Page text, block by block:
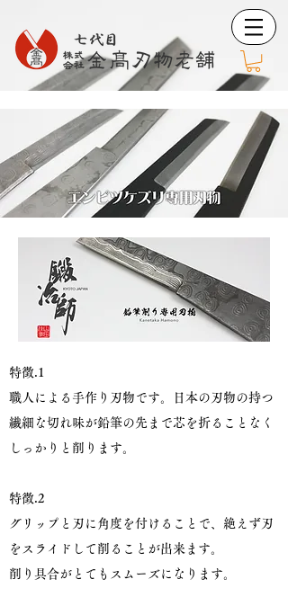
特徴.1
職人による手作り刃物です。日本の刃物の持つ
繊細な切れ味が鉛筆の先まで芯を折ることなく
しっかりと削ります。
特徴.2
グリップと刃に角度を付けることで、絶えず刃
をスライドして削ることが出来ます。
削り具合がとてもスムーズになります。